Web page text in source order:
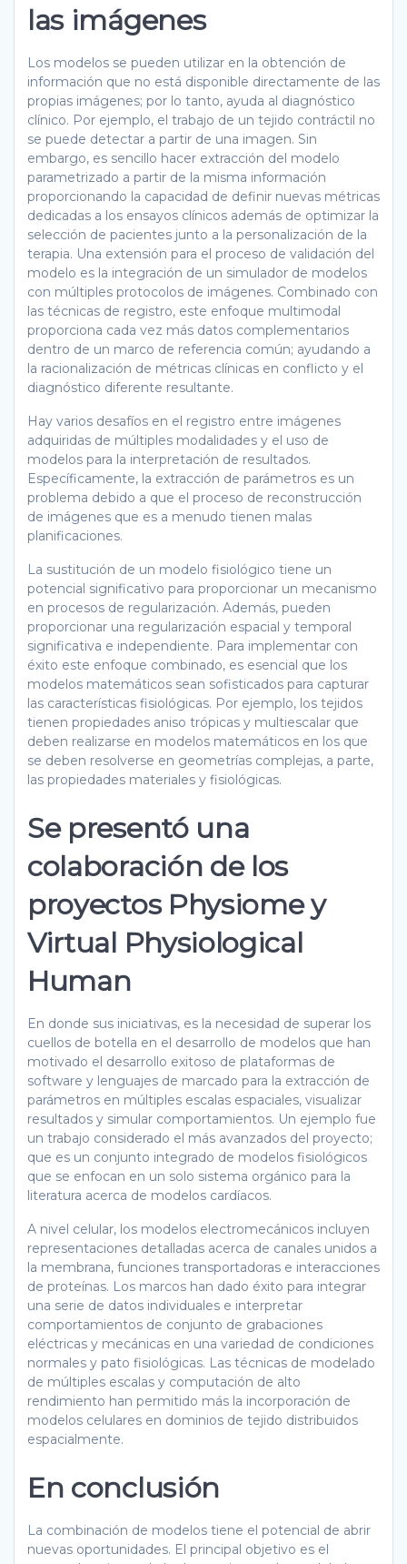
las imágenes
Los modelos se pueden utilizar en la obtención de
información que no está disponible directamente de las
propias imágenes; por lo tanto, ayuda al diagnóstico
clínico. Por ejemplo, el trabajo de un tejido contráctil no
se puede detectar a partir de una imagen. Sin
embargo, es sencillo hacer extracción del modelo
parametrizado a partir de la misma información
proporcionando la capacidad de definir nuevas métricas
dedicadas a los ensayos clínicos además de optimizar la
selección de pacientes junto a la personalización de la
terapia. Una extensión para el proceso de validación del
modelo es la integración de un simulador de modelos
con múltiples protocolos de imágenes. Combinado con
las técnicas de registro, este enfoque multimodal
proporciona cada vez más datos complementarios
dentro de un marco de referencia común; ayudando a
la racionalización de métricas clínicas en conflicto y el
diagnóstico diferente resultante.
Hay varios desafíos en el registro entre imágenes
adquiridas de múltiples modalidades y el uso de
modelos para la interpretación de resultados.
Específicamente, la extracción de parámetros es un
problema debido a que el proceso de reconstrucción
de imágenes que es a menudo tienen malas
planificaciones.
La sustitución de un modelo fisiológico tiene un
potencial significativo para proporcionar un mecanismo
en procesos de regularización. Además, pueden
proporcionar una regularización espacial y temporal
significativa e independiente. Para implementar con
éxito este enfoque combinado, es esencial que los
modelos matemáticos sean sofisticados para capturar
las características fisiológicas. Por ejemplo, los tejidos
tienen propiedades aniso trópicas y multiescalar que
deben realizarse en modelos matemáticos en los que
se deben resolverse en geometrías complejas, a parte,
las propiedades materiales y fisiológicas.
Se presentó una
colaboración de los
proyectos Physiome y
Virtual Physiological
Human
En donde sus iniciativas, es la necesidad de superar los
cuellos de botella en el desarrollo de modelos que han
motivado el desarrollo exitoso de plataformas de
software y lenguajes de marcado para la extracción de
parámetros en múltiples escalas espaciales, visualizar
resultados y simular comportamientos. Un ejemplo fue
un trabajo considerado el más avanzados del proyecto;
que es un conjunto integrado de modelos fisiológicos
que se enfocan en un solo sistema orgánico para la
literatura acerca de modelos cardíacos.
A nivel celular, los modelos electromecánicos incluyen
representaciones detalladas acerca de canales unidos a
la membrana, funciones transportadoras e interacciones
de proteínas. Los marcos han dado éxito para integrar
una serie de datos individuales e interpretar
comportamientos de conjunto de grabaciones
eléctricas y mecánicas en una variedad de condiciones
normales y pato fisiológicas. Las técnicas de modelado
de múltiples escalas y computación de alto
rendimiento han permitido más la incorporación de
modelos celulares en dominios de tejido distribuidos
espacialmente.
En conclusión
La combinación de modelos tiene el potencial de abrir
nuevas oportunidades. El principal objetivo es el